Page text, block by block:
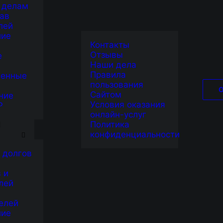
и
Контакты
Отзывы
Наши дела
Правила
пользования
Сайтом
Условия оказания
онлайн-услуг
Политика
конфиденциальности